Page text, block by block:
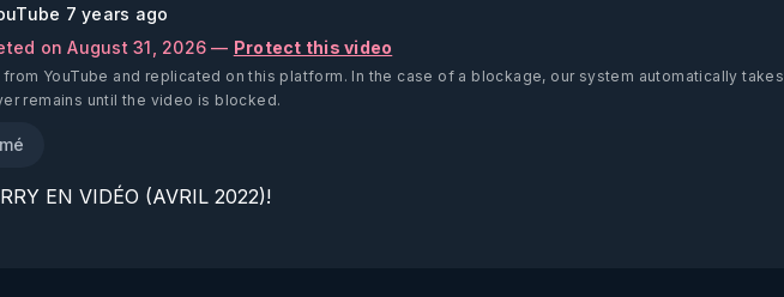
7 years ago
on August 31, 2026 — Protect this video
YouTube and replicated on this platform. In the case of a blockage, our system automatically takes
remains until the video is blocked.
EN VIDÉO (AVRIL 2022)!